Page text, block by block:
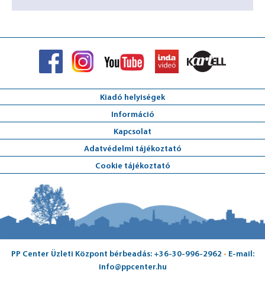
Kiadó helyiségek
Információ
Kapcsolat
Adatvédelmi tájékoztató
Cookie tájékoztató
PP Center Üzleti Központ bérbeadás: +36-30-996-2962 • E-mail:
info@ppcenter.hu